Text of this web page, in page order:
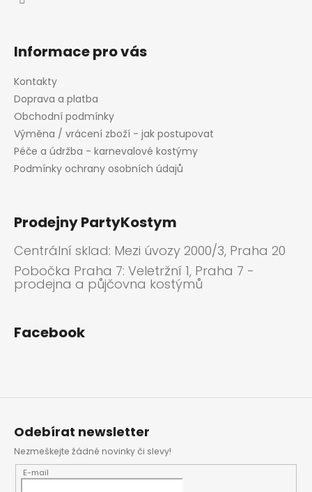
u
Odebírat newsletter
Nezmeškejte žádné novinky či slevy!
E-mail
Informace pro vás
Kontakty
Doprava a platba
Obchodní podmínky
Výměna / vrácení zboží - jak postupovat
Péče a údržba - karnevalové kostýmy
Podmínky ochrany osobních údajů
Prodejny PartyKostym
Centrální sklad: Mezi úvozy 2000/3, Praha 20
Pobočka Praha 7: Veletržní 1, Praha 7 -
prodejna a půjčovna kostýmů
Facebook